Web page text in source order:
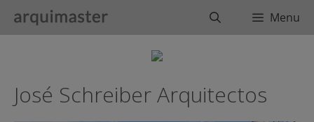
BuscarMenu
José Schreiber Arquitectos